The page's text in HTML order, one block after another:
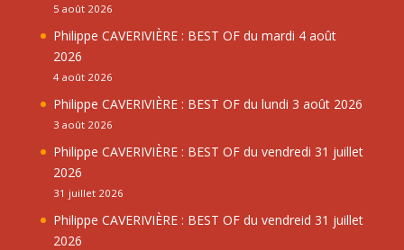
5 août 2026
Philippe CAVERIVIÈRE : BEST OF du mardi 4 août
2026
4 août 2026
Philippe CAVERIVIÈRE : BEST OF du lundi 3 août 2026
3 août 2026
Philippe CAVERIVIÈRE : BEST OF du vendredi 31 juillet
2026
31 juillet 2026
Philippe CAVERIVIÈRE : BEST OF du vendreid 31 juillet
2026